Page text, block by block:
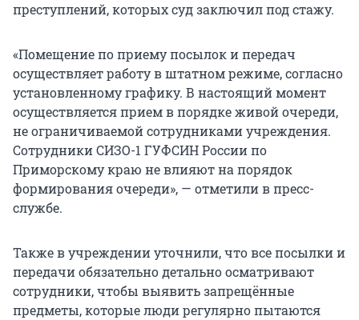
преступлений, которых суд заключил под стажу.
«Помещение по приему посылок и передач
осуществляет работу в штатном режиме, согласно
установленному графику. В настоящий момент
осуществляется прием в порядке живой очереди,
не ограничиваемой сотрудниками учреждения.
Сотрудники СИЗО-1 ГУФСИН России по
Приморскому краю не влияют на порядок
формирования очереди», — отметили в пресс-
службе.
Также в учреждении уточнили, что все посылки и
передачи обязательно детально осматривают
сотрудники, чтобы выявить запрещённые
предметы, которые люди регулярно пытаются